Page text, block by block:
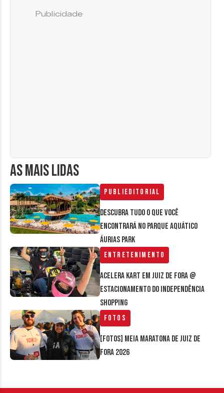
AS MAIS LIDAS
Publieditorial
Descubra tudo o que você
encontrará no parque aquático
Áurias Park
Entretenimento
Acelera Kart em Juiz de Fora @
estacionamento do Independência
Shopping
Fotos
[FOTOS] Meia Maratona de Juiz de
Fora 2026
Publicidade